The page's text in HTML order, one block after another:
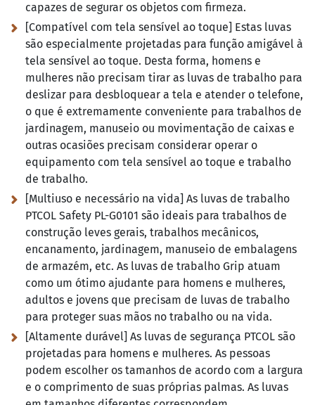
capazes de segurar os objetos com firmeza.
[Compatível com tela sensível ao toque] Estas luvas
são especialmente projetadas para função amigável à
tela sensível ao toque. Desta forma, homens e
mulheres não precisam tirar as luvas de trabalho para
deslizar para desbloquear a tela e atender o telefone,
o que é extremamente conveniente para trabalhos de
jardinagem, manuseio ou movimentação de caixas e
outras ocasiões precisam considerar operar o
equipamento com tela sensível ao toque e trabalho
de trabalho.
[Multiuso e necessário na vida] As luvas de trabalho
PTCOL Safety PL-G0101 são ideais para trabalhos de
construção leves gerais, trabalhos mecânicos,
encanamento, jardinagem, manuseio de embalagens
de armazém, etc. As luvas de trabalho Grip atuam
como um ótimo ajudante para homens e mulheres,
adultos e jovens que precisam de luvas de trabalho
para proteger suas mãos no trabalho ou na vida.
[Altamente durável] As luvas de segurança PTCOL são
projetadas para homens e mulheres. As pessoas
podem escolher os tamanhos de acordo com a largura
e o comprimento de suas próprias palmas. As luvas